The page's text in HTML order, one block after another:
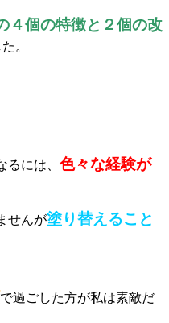
４個の特徴と２個の改
。
には、 色々な経験が
せんが塗り替えること
で過ごした方が私は素敵だ